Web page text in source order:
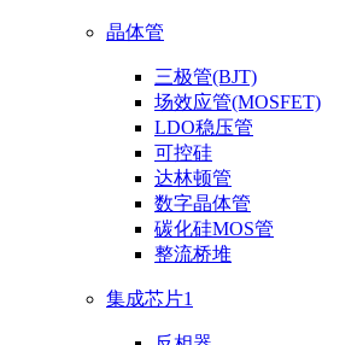
晶体管
三极管(BJT)
场效应管(MOSFET)
LDO稳压管
可控硅
达林顿管
数字晶体管
碳化硅MOS管
整流桥堆
集成芯片1